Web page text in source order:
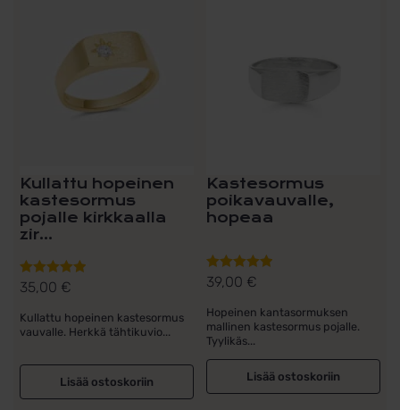
Kullattu hopeinen
kastesormus
pojalle kirkkaalla
zir...
Arvostelu
5.00/ 5
35,00 €
Kullattu hopeinen kastesormus
vauvalle. Herkkä tähtikuvio...
Lisää ostoskoriin
Kastesormus
poikavauvalle,
hopeaa
Arvostelu
5.00/ 5
39,00 €
Hopeinen kantasormuksen
mallinen kastesormus pojalle.
Tyylikäs...
Lisää ostoskoriin